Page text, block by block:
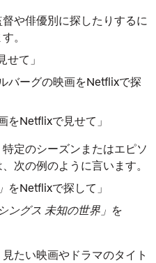
督や俳優別に探したりするに
。
せて」
バーグの映画をNetflixで探
をNetflixで見せて」
特定のシーズンまたはエピソ
次の例のように言います。
をNetflixで探して」
ングス 未知の世界
を
見たい映画やドラマのタイト